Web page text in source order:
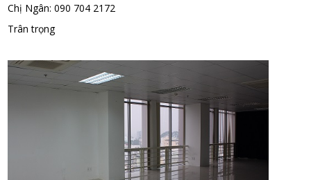
Chị Ngân: 090 704 2172
Trân trọng